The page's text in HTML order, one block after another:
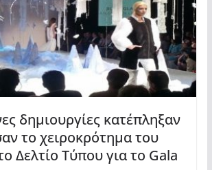
δημιουργίες κατέπληξαν
το χειροκρότημα του
Δελτίο Τύπου για το Gala